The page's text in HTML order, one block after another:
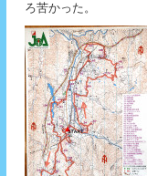
ろ苦かった。